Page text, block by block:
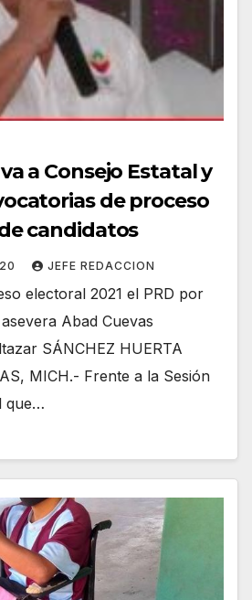
a Consejo Estatal y
de proceso
candidatos
JEFE REDACCION
electoral 2021 el PRD por
Abad Cuevas
SÁNCHEZ HUERTA
MICH.- Frente a la Sesión
que…